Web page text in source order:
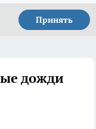
Принять
дожди